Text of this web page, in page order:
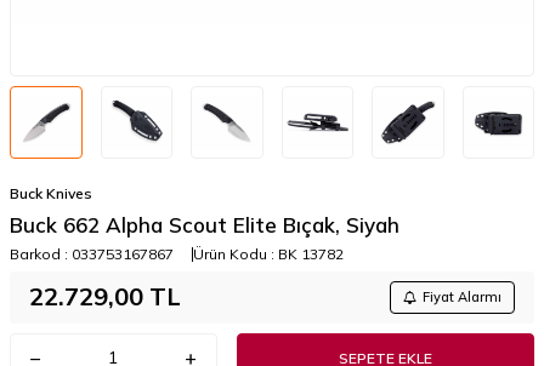
Buck Knives
Buck 662 Alpha Scout Elite Bıçak, Siyah
Barkod : 033753167867 Ürün Kodu : BK 13782
22.729,00 TL Fiyat Alarmı
SEPETE EKLE